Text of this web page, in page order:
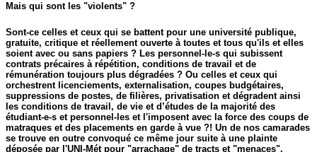
Mais qui sont les "violents" ?
Sont-ce celles et ceux qui se battent pour une université publique,
gratuite, critique et réellement ouverte à toutes et tous qu'ils et elles
soient avec ou sans papiers ? Les personnel-le-s qui subissent
contrats précaires à répétition, conditions de travail et de
rémunération toujours plus dégradées ? Ou celles et ceux qui
orchestrent licenciements, externalisation, coupes budgétaires,
suppressions de postes, de filières, privatisation et dégradent ainsi
les conditions de travail, de vie et d’études de la majorité des
étudiant-e-s et personnel-les et l'imposent avec la force des coups de
matraques et des placements en garde à vue ?! Un de nos camarades
se trouve en outre convoqué ce même jour suite à une plainte
déposée par l'UNI-Mét pour "arrachage" de tracts et "menaces".